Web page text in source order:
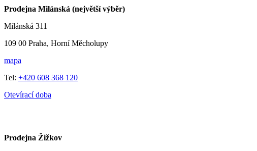
Prodejna Milánská (největší výběr)
Milánská 311
109 00 Praha, Horní Měcholupy
mapa
Tel: +420 608 368 120
Otevírací doba
Prodejna Žižkov